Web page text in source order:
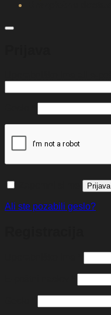
Prijava
Ali ste pozabili geslo?